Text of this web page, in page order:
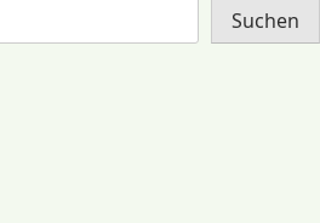
Suchen